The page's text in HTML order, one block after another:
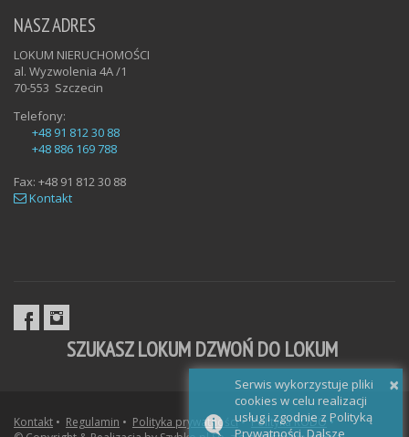
NASZ ADRES
LOKUM NIERUCHOMOŚCI
al. Wyzwolenia 4A /1
70-553 Szczecin
Telefony:
+48 91 812 30 88
+48 886 169 788
Fax: +48 91 812 30 88
Kontakt
SZUKASZ LOKUM DZWOŃ DO LOKUM
Kontakt • Regulamin • Polityka prywatności•Polityka RODO •
×
Serwis wykorzystuje pliki
cookies w celu realizacji
usług i zgodnie z Polityką
Prywatności. Dalsze